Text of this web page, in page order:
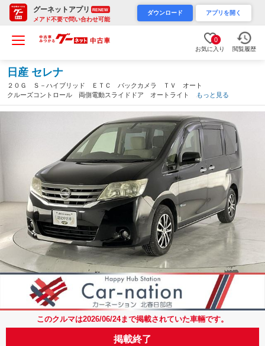
グーネットアプリ RENEW
メアド不要で問い合わせ可能
ダウンロード アプリを開く
0
お気に入り 閲覧履歴
日産 セレナ
２０Ｇ Ｓ－ハイブリッド ＥＴＣ バックカメラ ＴＶ オート
クルーズコントロール 両側電動スライドドア オートライト ス
マートキー 電動格納ミラー 後席モニター ３列シート ＣＶ
Ｔ アルミホイール ＣＤ ＤＶＤ再生（埼玉県）
もっと見る
このクルマは2026/06/24まで掲載されていた車輛です。
掲載終了